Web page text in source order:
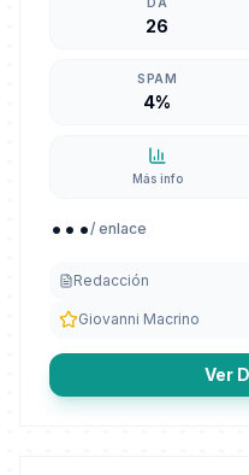
26
SPAM
4%
Más info
.../ enlace
Redacción
Giovanni Macrino
Ver